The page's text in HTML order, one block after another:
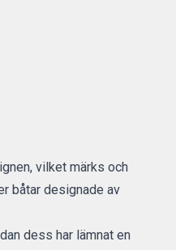
vilket märks och
båtar designade av
dess har lämnat en